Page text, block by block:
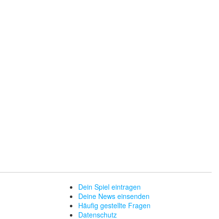
Dein Spiel eintragen
Deine News einsenden
Häufig gestellte Fragen
Datenschutz